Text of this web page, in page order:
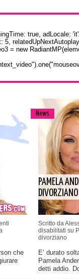
true, adLocale:
= new
che
News
PAMELA
DIVORZIANO
Scritto da
disabilitati su
divorziano
E’ durato
Pamela
detti addio.